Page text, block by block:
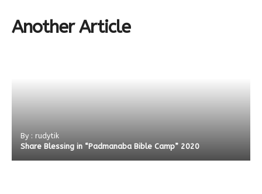
Another Article
By : rudytik
Share Blessing in “Padmanaba Bible Camp” 2020